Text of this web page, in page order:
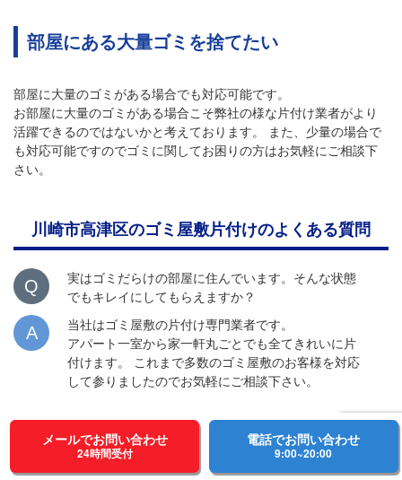
部屋にある大量ゴミを捨てたい
部屋に大量のゴミがある場合でも対応可能です。
お部屋に大量のゴミがある場合こそ弊社の様な片付け業者がより
活躍できるのではないかと考えております。 また、少量の場合で
も対応可能ですのでゴミに関してお困りの方はお気軽にご相談下
さい。
川崎市高津区のゴミ屋敷片付けのよくある質問
Q
実はゴミだらけの部屋に住んでいます。そんな状態
でもキレイにしてもらえますか？
A
当社はゴミ屋敷の片付け専門業者です。
アパート一室から家一軒丸ごとでも全てきれいに片
付けます。 これまで多数のゴミ屋敷のお客様を対応
して参りましたのでお気軽にご相談下さい。
近所の方にゴミを見られないようにしたいのです
が...。
可能です。
メールでお問い合わせ
24時間受付
電話でお問い合わせ
9:00~20:00